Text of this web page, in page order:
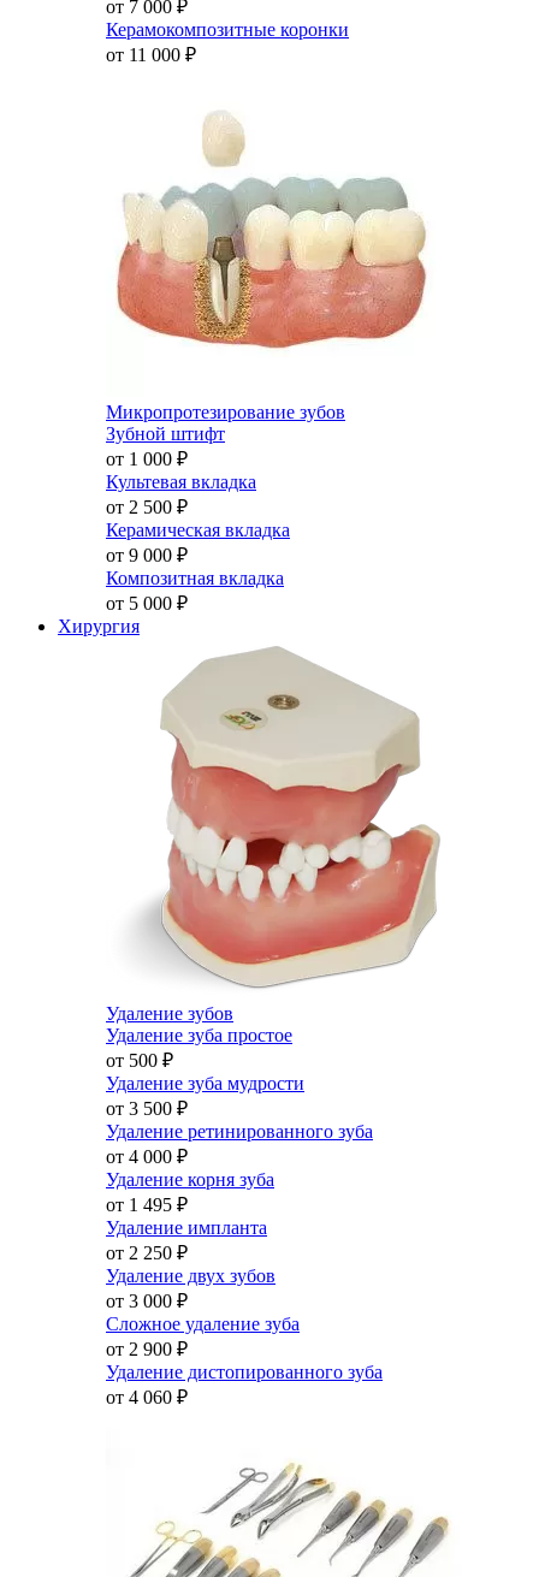
от 7 000 ₽
Керамокомпозитные коронки
от 11 000 ₽
Микропротезирование зубов
Зубной штифт
от 1 000 ₽
Культевая вкладка
от 2 500 ₽
Керамическая вкладка
от 9 000 ₽
Композитная вкладка
от 5 000 ₽
Хирургия
Удаление зубов
Удаление зуба простое
от 500 ₽
Удаление зуба мудрости
от 3 500 ₽
Удаление ретинированного зуба
от 4 000 ₽
Удаление корня зуба
от 1 495 ₽
Удаление импланта
от 2 250 ₽
Удаление двух зубов
от 3 000 ₽
Сложное удаление зуба
от 2 900 ₽
Удаление дистопированного зуба
от 4 060 ₽